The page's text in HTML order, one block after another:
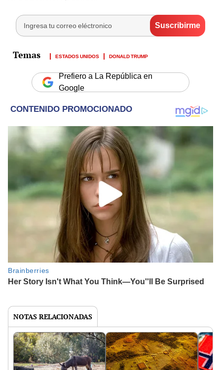
ESTADOS UNIDOS DONALD TRUMP
Prefiero a La República en
Google
NOTAS RELACIONADAS